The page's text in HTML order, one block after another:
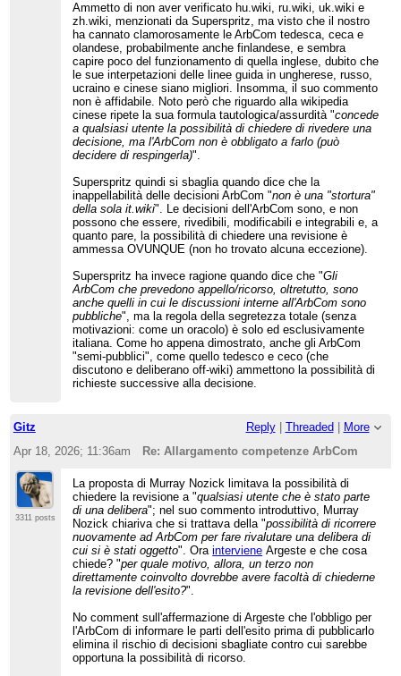
Ammetto di non aver verificato hu.wiki, ru.wiki, uk.wiki e
zh.wiki, menzionati da Superspritz, ma visto che il nostro
ha cannato clamorosamente le ArbCom tedesca, ceca e
olandese, probabilmente anche finlandese, e sembra
capire poco del funzionamento di quella inglese, dubito che
le sue interpetazioni delle linee guida in ungherese, russo,
ucraino e cinese siano migliori. Insomma, il suo commento
non è affidabile. Noto però che riguardo alla wikipedia
cinese ripete la sua formula tautologica/assurdità "concede
a qualsiasi utente la possibilità di chiedere di rivedere una
decisione, ma l'ArbCom non è obbligato a farlo (può
decidere di respingerla)".
Superspritz quindi si sbaglia quando dice che la
inappellabilità delle decisioni ArbCom "non è una "stortura"
della sola it.wiki". Le decisioni dell'ArbCom sono, e non
possono che essere, rivedibili, modificabili e integrabili e, a
quanto pare, la possibilità di chiedere una revisione è
ammessa OVUNQUE (non ho trovato alcuna eccezione).
Superspritz ha invece ragione quando dice che "Gli
ArbCom che prevedono appello/ricorso, oltretutto, sono
anche quelli in cui le discussioni interne all'ArbCom sono
pubbliche", ma la regola della segretezza totale (senza
motivazioni: come un oracolo) è solo ed esclusivamente
italiana. Come ho appena dimostrato, anche gli ArbCom
"semi-pubblici", come quello tedesco e ceco (che
discutono e deliberano off-wiki) ammettono la possibilità di
richieste successive alla decisione.
Gitz Reply| Threaded
More
Apr 18, 2026; 11:36am
Re: Allargamento competenze ArbCom
3311 posts
La proposta di Murray Nozick limitava la possibilità di
chiedere la revisione a "qualsiasi utente che è stato parte
di una delibera"; nel suo commento introduttivo, Murray
Nozick chiariva che si trattava della "possibilità di ricorrere
nuovamente ad ArbCom per fare rivalutare una delibera di
cui si è stati oggetto". Orainterviene Argeste e che cosa
chiede? "per quale motivo, allora, un terzo non
direttamente coinvolto dovrebbe avere facoltà di chiederne
la revisione dell'esito?".
No comment sull'affermazione di Argeste che l'obbligo per
l'ArbCom di informare le parti dell'esito prima di pubblicarlo
elimina il rischio di decisioni sbagliate contro cui sarebbe
opportuna la possibilità di ricorso.